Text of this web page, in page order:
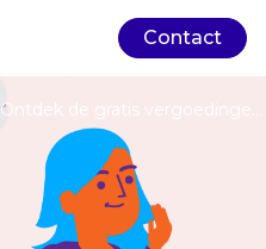
Contact
Ontdek de gratis vergoedingen
van Doorzaam: dit is er allemaal
mogelijk